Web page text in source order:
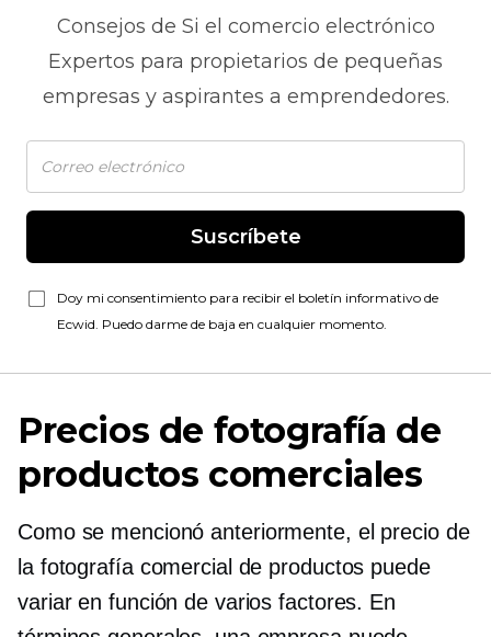
Consejos de Si el comercio electrónico
Expertos para propietarios de pequeñas
empresas y aspirantes a emprendedores.
Suscríbete
Doy mi consentimiento para recibir el boletín informativo de
Ecwid. Puedo darme de baja en cualquier momento.
Precios de fotografía de
productos comerciales
Como se mencionó anteriormente, el precio de
la fotografía comercial de productos puede
variar en función de varios factores. En